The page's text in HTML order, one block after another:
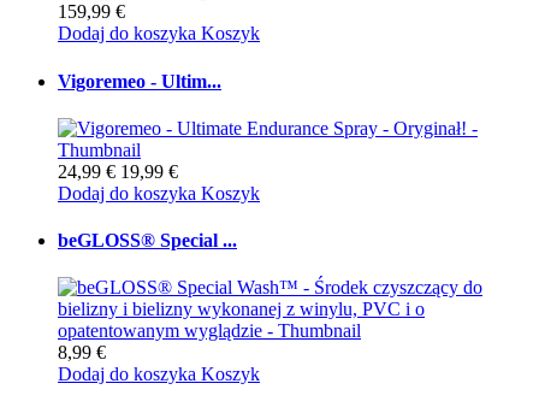
159,99 €
Dodaj do koszyka Koszyk
Vigoremeo - Ultim...
24,99 € 19,99 €
Dodaj do koszyka Koszyk
beGLOSS® Special ...
8,99 €
Dodaj do koszyka Koszyk